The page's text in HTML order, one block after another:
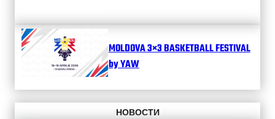
MOLDOVA 3×3 BASKETBALL FESTIVAL
by YAW
НОВОСТИ